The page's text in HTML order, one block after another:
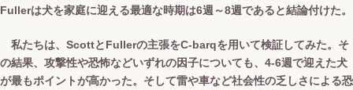
Fullerは犬を家庭に迎える最適な時期は6週～8週であると結論付けた。
私たちは、ScottとFullerの主張をC-barqを用いて検証してみた。そ
の結果、攻撃性や恐怖などいずれの因子についても、4‐6週で迎えた犬
が最もポイントが高かった。そして雷や車など社会性の乏しさによる恐